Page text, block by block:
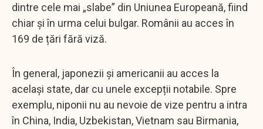
dintre cele mai „slabe” din Uniunea Europeană, fiind
chiar și în urma celui bulgar. Românii au acces în
169 de țări fără viză.
În general, japonezii și americanii au acces la
același state, dar cu unele excepții notabile. Spre
exemplu, niponii nu au nevoie de vize pentru a intra
în China, India, Uzbekistan, Vietnam sau Birmania,